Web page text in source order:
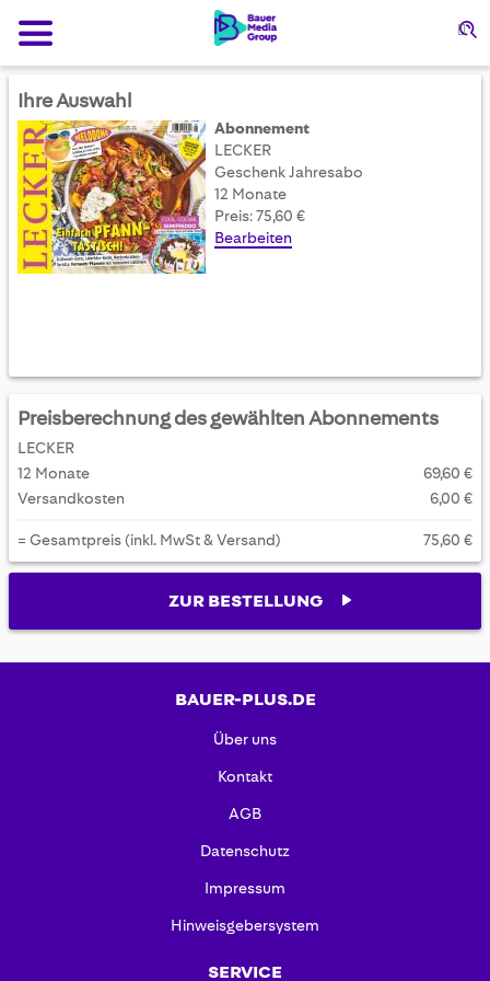
Ihre Auswahl
Abonnement
LECKER
Geschenk Jahresabo
12 Monate
Preis: 75,60 €
Bearbeiten
Preisberechnung des gewählten Abonnements
LECKER
12 Monate
69,60 €
Versandkosten
6,00 €
= Gesamtpreis (inkl. MwSt & Versand) 75,60 €
ZUR BESTELLUNG
BAUER-PLUS.DE
Über uns
Kontakt
AGB
Datenschutz
Impressum
Hinweisgebersystem
SERVICE